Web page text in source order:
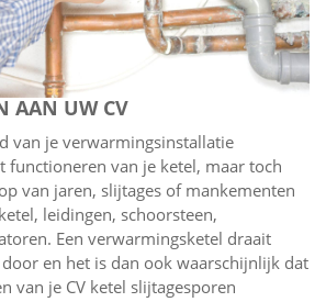
AAN UW CV
van je verwarmingsinstallatie
functioneren van je ketel, maar toch
van jaren, slijtages of mankementen
leidingen, schoorsteen,
Een verwarmingsketel draait
en het is dan ook waarschijnlijk dat
van je CV ketel slijtagesporen